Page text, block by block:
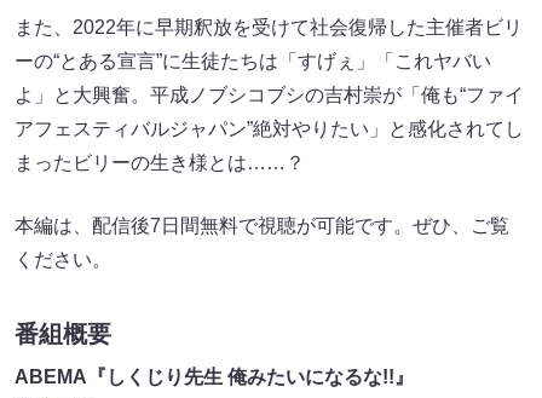
また、2022年に早期釈放を受けて社会復帰した主催者ビリ
ーの“とある宣言”に生徒たちは「すげぇ」「これヤバい
よ」と大興奮。平成ノブシコブシの吉村崇が「俺も“ファイ
アフェスティバルジャパン”絶対やりたい」と感化されてし
まったビリーの生き様とは……？
本編は、配信後7日間無料で視聴が可能です。ぜひ、ご覧
ください。
番組概要
ABEMA『しくじり先生 俺みたいになるな!!』